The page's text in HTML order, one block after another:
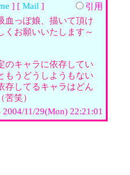
] [ Mail ]
引用
っぽ娘、描いて頂け
お願いいたします～
キャラに依存してい
もうどうしようもない
してるキャラはどん
苦笑）
2004/11/29(Mon) 22:21:01